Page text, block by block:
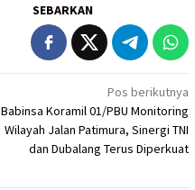
SEBARKAN
Pos berikutnya
Babinsa Koramil 01/PBU Monitoring
Wilayah Jalan Patimura, Sinergi TNI
dan Dubalang Terus Diperkuat